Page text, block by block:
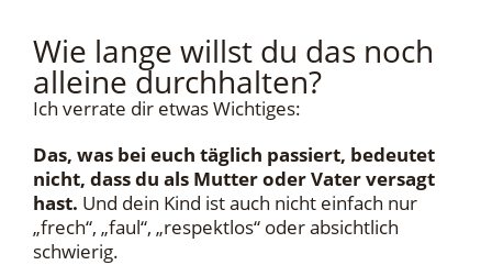
Wie lange willst du das noch
alleine durchhalten?
Ich verrate dir etwas Wichtiges:
Das, was bei euch täglich passiert, bedeutet
nicht, dass du als Mutter oder Vater versagt
hast. Und dein Kind ist auch nicht einfach nur
„frech“, „faul“, „respektlos“ oder absichtlich
schwierig.